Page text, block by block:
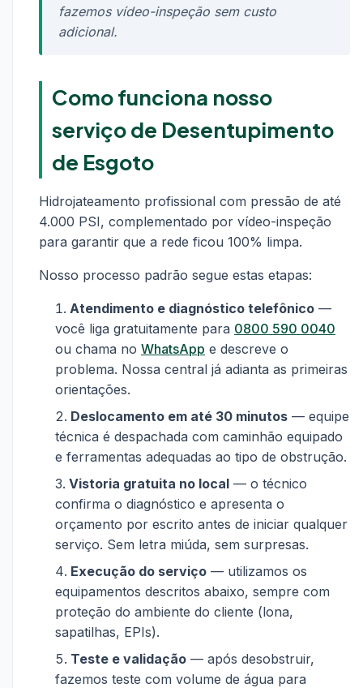
fazemos vídeo-inspeção sem custo
adicional.
Como funciona nosso
serviço de Desentupimento
de Esgoto
Hidrojateamento profissional com pressão de até
4.000 PSI, complementado por vídeo-inspeção
para garantir que a rede ficou 100% limpa.
Nosso processo padrão segue estas etapas:
Atendimento e diagnóstico telefônico —
você liga gratuitamente para 0800 590 0040
ou chama no WhatsApp e descreve o
problema. Nossa central já adianta as primeiras
orientações.
Deslocamento em até 30 minutos — equipe
técnica é despachada com caminhão equipado
e ferramentas adequadas ao tipo de obstrução.
Vistoria gratuita no local — o técnico
confirma o diagnóstico e apresenta o
orçamento por escrito antes de iniciar qualquer
serviço. Sem letra miúda, sem surpresas.
Execução do serviço — utilizamos os
equipamentos descritos abaixo, sempre com
proteção do ambiente do cliente (lona,
sapatilhas, EPIs).
Teste e validação — após desobstruir,
fazemos teste com volume de água para